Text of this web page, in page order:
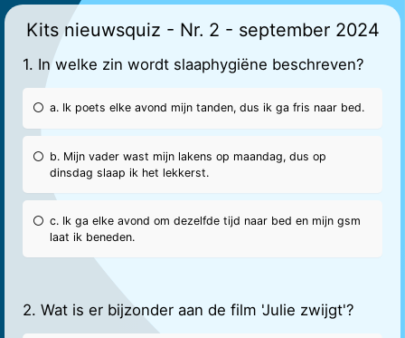
Kits nieuwsquiz - Nr. 2 - september 2024
1. In welke zin wordt slaaphygiëne beschreven?
a. Ik poets elke avond mijn tanden, dus ik ga fris naar bed.
b. Mijn vader wast mijn lakens op maandag, dus op
dinsdag slaap ik het lekkerst.
c. Ik ga elke avond om dezelfde tijd naar bed en mijn gsm
laat ik beneden.
2. Wat is er bijzonder aan de film 'Julie zwijgt'?